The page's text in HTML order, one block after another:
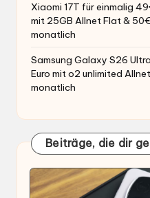
Xiaomi 17T für einmalig
mit 25GB Allnet Flat &
monatlich
Samsung Galaxy S26
Euro mit o2 unlimited
monatlich
Beiträge, die dir